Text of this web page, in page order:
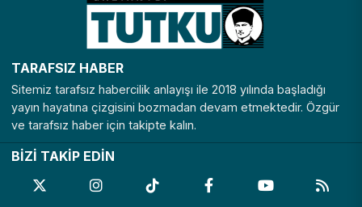
TARAFSIZ HABER
Sitemiz tarafsız habercilik anlayışı ile 2018 yılında başladığı
yayın hayatına çizgisini bozmadan devam etmektedir. Özgür
ve tarafsız haber için takipte kalın.
BİZİ TAKİP EDİN